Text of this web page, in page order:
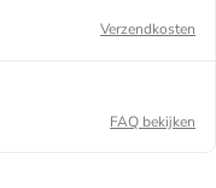
Verzendkosten
FAQ bekijken